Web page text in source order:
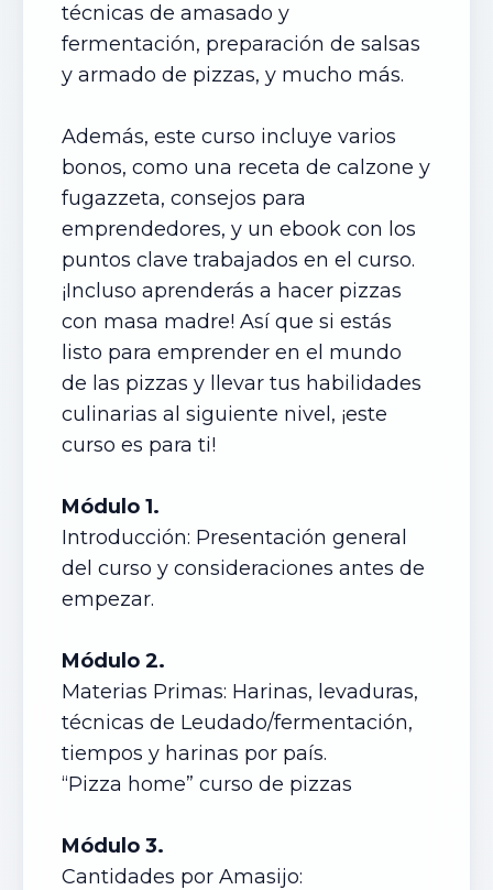
técnicas de amasado y
fermentación, preparación de salsas
y armado de pizzas, y mucho más.
Además, este curso incluye varios
bonos, como una receta de calzone y
fugazzeta, consejos para
emprendedores, y un ebook con los
puntos clave trabajados en el curso.
¡Incluso aprenderás a hacer pizzas
con masa madre! Así que si estás
listo para emprender en el mundo
de las pizzas y llevar tus habilidades
culinarias al siguiente nivel, ¡este
curso es para ti!
Módulo 1.
Introducción: Presentación general
del curso y consideraciones antes de
empezar.
Módulo 2.
Materias Primas: Harinas, levaduras,
técnicas de Leudado/fermentación,
tiempos y harinas por país.
“Pizza home” curso de pizzas
Módulo 3.
Cantidades por Amasijo: